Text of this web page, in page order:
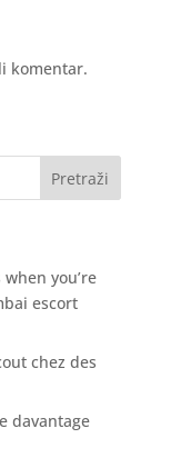
komentar.
you’re
escort
chez des
davantage